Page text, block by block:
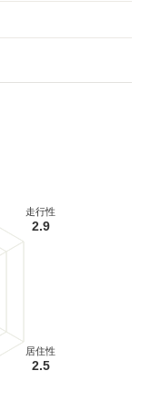
走行性
2.9
居住性
2.5